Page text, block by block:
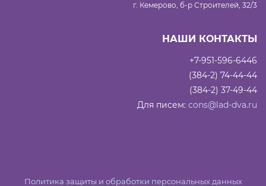
г. Кемерово, б-р Строителей, 32/3
НАШИ КОНТАКТЫ
+7-951-596-6446
(384-2) 74-44-44
(384-2) 37-49-44
Для писем: cons@lad-dva.ru
Политика защиты и обработки персональных данных